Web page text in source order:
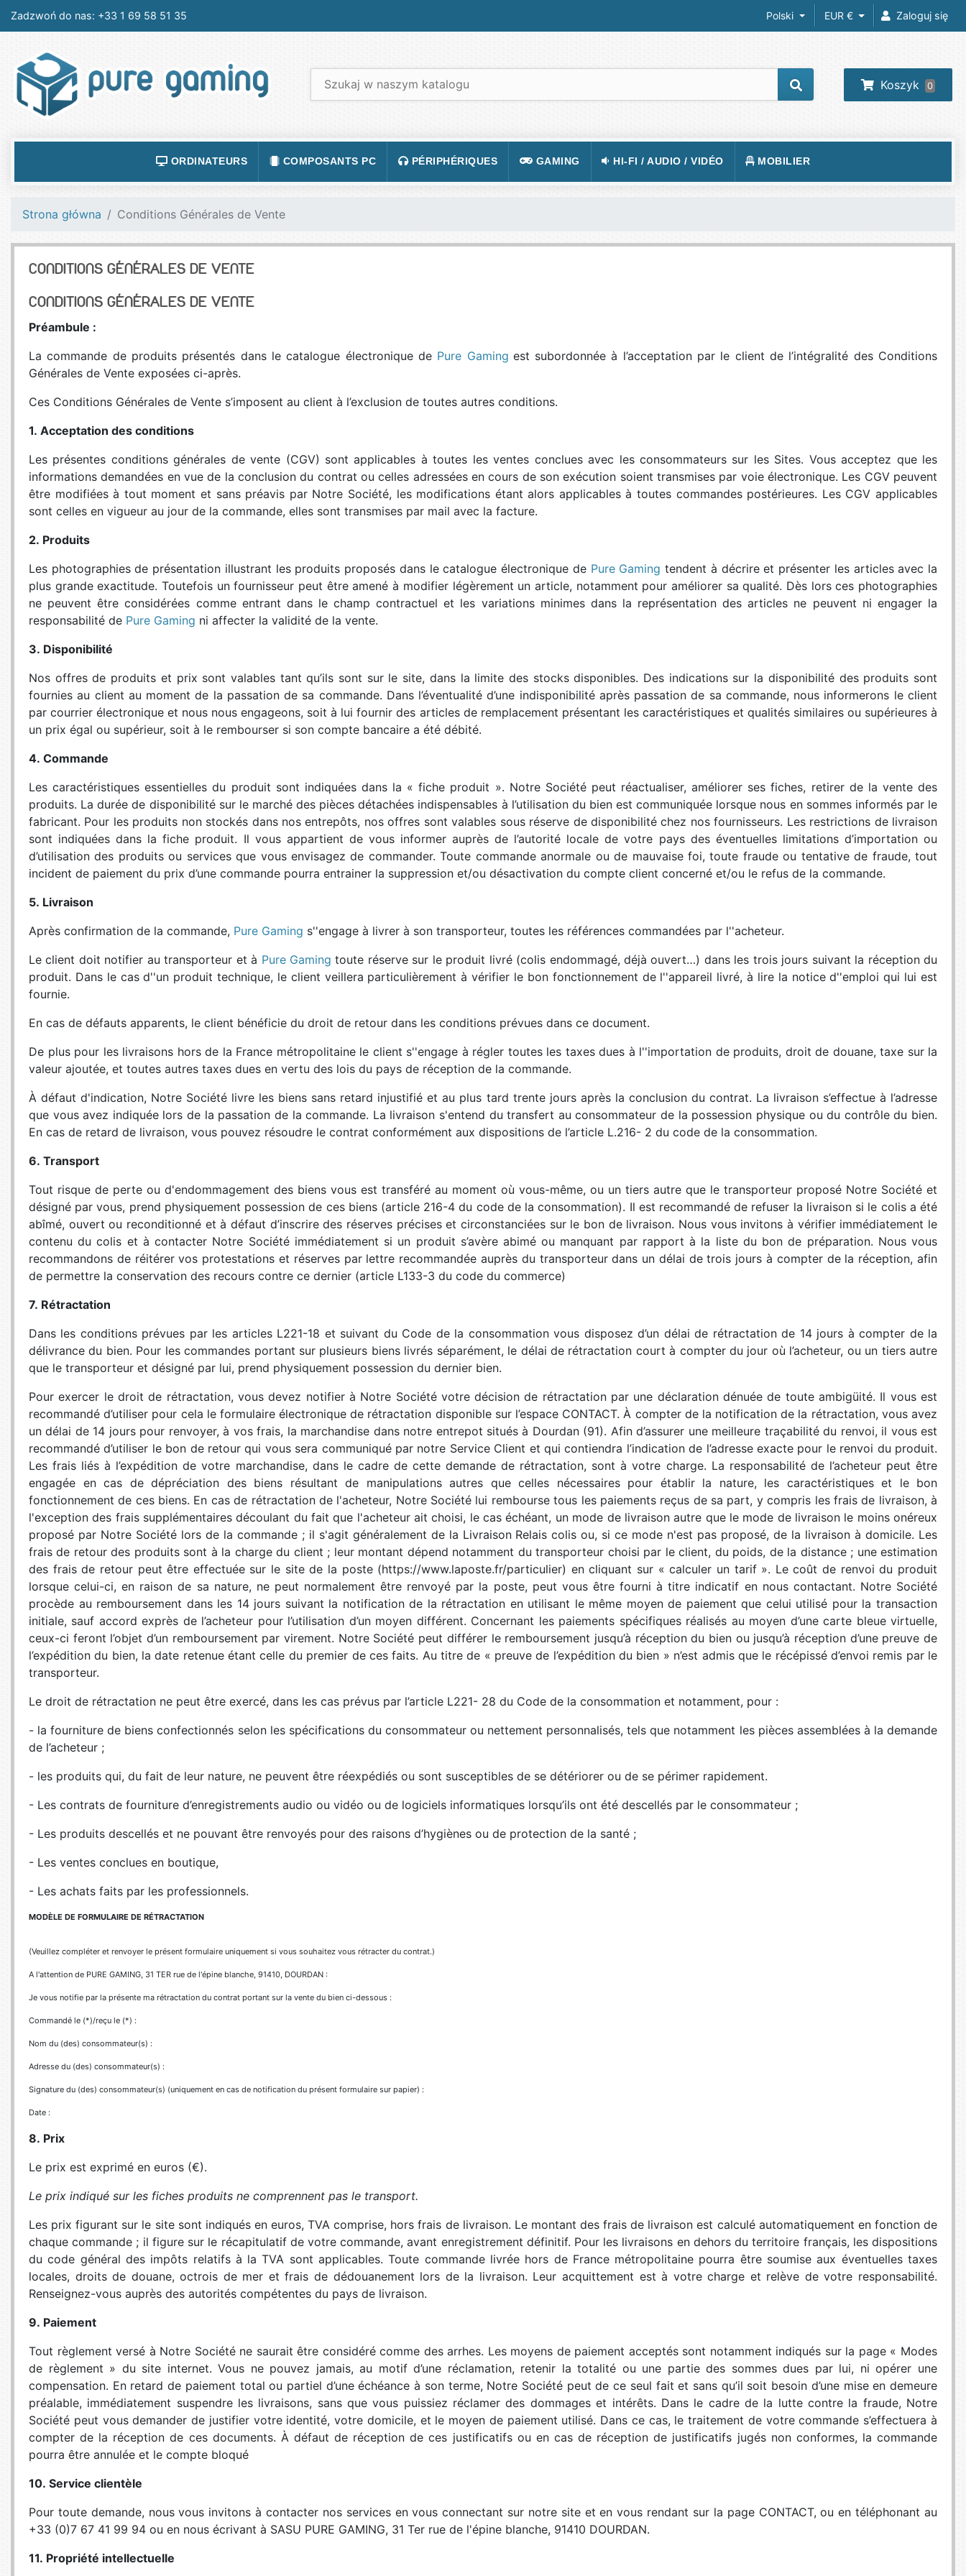
Zadzwoń do nas: +33 1 69 58 51 35 Polski EUR € Zaloguj się
Koszyk 0
ORDINATEURS
ACCESSOIRES ORDINATEURS PORTABLES
TABLETTES
BAGAGERIE
COMPOSANTS PC
ALIMENTATION
CUSTOMISATION PC
MÉMOIRE VIVE
REFROIDISSEMENT WATERCOOLING
PÉRIPHÉRIQUES
PÉRIPHÉRIQUE DE JEU / MANETTES
WEBCAM
ACCESSOIRES ET ADAPTATEURS RÉSEAUX
GAMING
JEUX / JOUETS
HI-FI / AUDIO / VIDÉO
COQUES / PROTECTION TÉLÉPHONE
MOBILIER
Strona główna Conditions Générales de Vente
CONDITIONS GÉNÉRALES DE VENTE
CONDITIONS GÉNÉRALES DE VENTE
Préambule :
La commande de produits présentés dans le catalogue électronique de Pure Gaming est subordonnée à l’acceptation par le client de l’intégralité des Conditions
Générales de Vente exposées ci-après.
Ces Conditions Générales de Vente s’imposent au client à l’exclusion de toutes autres conditions.
1. Acceptation des conditions
Les présentes conditions générales de vente (CGV) sont applicables à toutes les ventes conclues avec les consommateurs sur les Sites. Vous acceptez que les
informations demandées en vue de la conclusion du contrat ou celles adressées en cours de son exécution soient transmises par voie électronique. Les CGV peuvent
être modifiées à tout moment et sans préavis par Notre Société, les modifications étant alors applicables à toutes commandes postérieures. Les CGV applicables
sont celles en vigueur au jour de la commande, elles sont transmises par mail avec la facture.
2. Produits
Les photographies de présentation illustrant les produits proposés dans le catalogue électronique de Pure Gaming tendent à décrire et présenter les articles avec la
plus grande exactitude. Toutefois un fournisseur peut être amené à modifier légèrement un article, notamment pour améliorer sa qualité. Dès lors ces photographies
ne peuvent être considérées comme entrant dans le champ contractuel et les variations minimes dans la représentation des articles ne peuvent ni engager la
responsabilité de Pure Gaming ni affecter la validité de la vente.
3. Disponibilité
Nos offres de produits et prix sont valables tant qu’ils sont sur le site, dans la limite des stocks disponibles. Des indications sur la disponibilité des produits sont
fournies au client au moment de la passation de sa commande. Dans l’éventualité d’une indisponibilité après passation de sa commande, nous informerons le client
par courrier électronique et nous nous engageons, soit à lui fournir des articles de remplacement présentant les caractéristiques et qualités similaires ou supérieures à
un prix égal ou supérieur, soit à le rembourser si son compte bancaire a été débité.
4. Commande
Les caractéristiques essentielles du produit sont indiquées dans la « fiche produit ». Notre Société peut réactualiser, améliorer ses fiches, retirer de la vente des
produits. La durée de disponibilité sur le marché des pièces détachées indispensables à l’utilisation du bien est communiquée lorsque nous en sommes informés par le
fabricant. Pour les produits non stockés dans nos entrepôts, nos offres sont valables sous réserve de disponibilité chez nos fournisseurs. Les restrictions de livraison
sont indiquées dans la fiche produit. Il vous appartient de vous informer auprès de l’autorité locale de votre pays des éventuelles limitations d’importation ou
d’utilisation des produits ou services que vous envisagez de commander. Toute commande anormale ou de mauvaise foi, toute fraude ou tentative de fraude, tout
incident de paiement du prix d’une commande pourra entrainer la suppression et/ou désactivation du compte client concerné et/ou le refus de la commande.
5. Livraison
Après confirmation de la commande, Pure Gaming s''engage à livrer à son transporteur, toutes les références commandées par l''acheteur.
Le client doit notifier au transporteur et à Pure Gaming toute réserve sur le produit livré (colis endommagé, déjà ouvert…) dans les trois jours suivant la réception du
produit. Dans le cas d''un produit technique, le client veillera particulièrement à vérifier le bon fonctionnement de l''appareil livré, à lire la notice d''emploi qui lui est
fournie.
En cas de défauts apparents, le client bénéficie du droit de retour dans les conditions prévues dans ce document.
De plus pour les livraisons hors de la France métropolitaine le client s''engage à régler toutes les taxes dues à l''importation de produits, droit de douane, taxe sur la
valeur ajoutée, et toutes autres taxes dues en vertu des lois du pays de réception de la commande.
À défaut d'indication, Notre Société livre les biens sans retard injustifié et au plus tard trente jours après la conclusion du contrat. La livraison s’effectue à l’adresse
que vous avez indiquée lors de la passation de la commande. La livraison s'entend du transfert au consommateur de la possession physique ou du contrôle du bien.
En cas de retard de livraison, vous pouvez résoudre le contrat conformément aux dispositions de l’article L.216- 2 du code de la consommation.
6. Transport
Tout risque de perte ou d'endommagement des biens vous est transféré au moment où vous-même, ou un tiers autre que le transporteur proposé Notre Société et
désigné par vous, prend physiquement possession de ces biens (article 216-4 du code de la consommation). Il est recommandé de refuser la livraison si le colis a été
abîmé, ouvert ou reconditionné et à défaut d’inscrire des réserves précises et circonstanciées sur le bon de livraison. Nous vous invitons à vérifier immédiatement le
contenu du colis et à contacter Notre Société immédiatement si un produit s’avère abimé ou manquant par rapport à la liste du bon de préparation. Nous vous
recommandons de réitérer vos protestations et réserves par lettre recommandée auprès du transporteur dans un délai de trois jours à compter de la réception, afin
de permettre la conservation des recours contre ce dernier (article L133-3 du code du commerce)
7. Rétractation
Dans les conditions prévues par les articles L221-18 et suivant du Code de la consommation vous disposez d’un délai de rétractation de 14 jours à compter de la
délivrance du bien. Pour les commandes portant sur plusieurs biens livrés séparément, le délai de rétractation court à compter du jour où l’acheteur, ou un tiers autre
que le transporteur et désigné par lui, prend physiquement possession du dernier bien.
Pour exercer le droit de rétractation, vous devez notifier à Notre Société votre décision de rétractation par une déclaration dénuée de toute ambigüité. Il vous est
recommandé d’utiliser pour cela le formulaire électronique de rétractation disponible sur l’espace CONTACT. À compter de la notification de la rétractation, vous avez
un délai de 14 jours pour renvoyer, à vos frais, la marchandise dans notre entrepot situés à Dourdan (91). Afin d’assurer une meilleure traçabilité du renvoi, il vous est
recommandé d’utiliser le bon de retour qui vous sera communiqué par notre Service Client et qui contiendra l’indication de l’adresse exacte pour le renvoi du produit.
Les frais liés à l’expédition de votre marchandise, dans le cadre de cette demande de rétractation, sont à votre charge. La responsabilité de l’acheteur peut être
engagée en cas de dépréciation des biens résultant de manipulations autres que celles nécessaires pour établir la nature, les caractéristiques et le bon
fonctionnement de ces biens. En cas de rétractation de l'acheteur, Notre Société lui rembourse tous les paiements reçus de sa part, y compris les frais de livraison, à
l'exception des frais supplémentaires découlant du fait que l'acheteur ait choisi, le cas échéant, un mode de livraison autre que le mode de livraison le moins onéreux
proposé par Notre Société lors de la commande ; il s'agit généralement de la Livraison Relais colis ou, si ce mode n'est pas proposé, de la livraison à domicile. Les
frais de retour des produits sont à la charge du client ; leur montant dépend notamment du transporteur choisi par le client, du poids, de la distance ; une estimation
des frais de retour peut être effectuée sur le site de la poste (https://www.laposte.fr/particulier) en cliquant sur « calculer un tarif ». Le coût de renvoi du produit
lorsque celui-ci, en raison de sa nature, ne peut normalement être renvoyé par la poste, peut vous être fourni à titre indicatif en nous contactant. Notre Société
procède au remboursement dans les 14 jours suivant la notification de la rétractation en utilisant le même moyen de paiement que celui utilisé pour la transaction
initiale, sauf accord exprès de l’acheteur pour l’utilisation d’un moyen différent. Concernant les paiements spécifiques réalisés au moyen d’une carte bleue virtuelle,
ceux-ci feront l’objet d’un remboursement par virement. Notre Société peut différer le remboursement jusqu’à réception du bien ou jusqu’à réception d’une preuve de
l’expédition du bien, la date retenue étant celle du premier de ces faits. Au titre de « preuve de l’expédition du bien » n’est admis que le récépissé d’envoi remis par le
transporteur.
Le droit de rétractation ne peut être exercé, dans les cas prévus par l’article L221- 28 du Code de la consommation et notamment, pour :
- la fourniture de biens confectionnés selon les spécifications du consommateur ou nettement personnalisés, tels que notamment les pièces assemblées à la demande
de l’acheteur ;
- les produits qui, du fait de leur nature, ne peuvent être réexpédiés ou sont susceptibles de se détériorer ou de se périmer rapidement.
- Les contrats de fourniture d’enregistrements audio ou vidéo ou de logiciels informatiques lorsqu’ils ont été descellés par le consommateur ;
- Les produits descellés et ne pouvant être renvoyés pour des raisons d’hygiènes ou de protection de la santé ;
- Les ventes conclues en boutique,
- Les achats faits par les professionnels.
MODÈLE DE FORMULAIRE DE RÉTRACTATION
(Veuillez compléter et renvoyer le présent formulaire uniquement si vous souhaitez vous rétracter du contrat.)
A l'attention de PURE GAMING, 31 TER rue de l'épine blanche, 91410, DOURDAN :
Je vous notifie par la présente ma rétractation du contrat portant sur la vente du bien ci-dessous :
Commandé le (*)/reçu le (*) :
Nom du (des) consommateur(s) :
Adresse du (des) consommateur(s) :
Signature du (des) consommateur(s) (uniquement en cas de notification du présent formulaire sur papier) :
Date :
8. Prix
Le prix est exprimé en euros (€).
Le prix indiqué sur les fiches produits ne comprennent pas le transport.
Les prix figurant sur le site sont indiqués en euros, TVA comprise, hors frais de livraison. Le montant des frais de livraison est calculé automatiquement en fonction de
chaque commande ; il figure sur le récapitulatif de votre commande, avant enregistrement définitif. Pour les livraisons en dehors du territoire français, les dispositions
du code général des impôts relatifs à la TVA sont applicables. Toute commande livrée hors de France métropolitaine pourra être soumise aux éventuelles taxes
locales, droits de douane, octrois de mer et frais de dédouanement lors de la livraison. Leur acquittement est à votre charge et relève de votre responsabilité.
Renseignez-vous auprès des autorités compétentes du pays de livraison.
9. Paiement
Tout règlement versé à Notre Société ne saurait être considéré comme des arrhes. Les moyens de paiement acceptés sont notamment indiqués sur la page « Modes
de règlement » du site internet. Vous ne pouvez jamais, au motif d’une réclamation, retenir la totalité ou une partie des sommes dues par lui, ni opérer une
compensation. En retard de paiement total ou partiel d’une échéance à son terme, Notre Société peut de ce seul fait et sans qu’il soit besoin d’une mise en demeure
préalable, immédiatement suspendre les livraisons, sans que vous puissiez réclamer des dommages et intérêts. Dans le cadre de la lutte contre la fraude, Notre
Société peut vous demander de justifier votre identité, votre domicile, et le moyen de paiement utilisé. Dans ce cas, le traitement de votre commande s’effectuera à
compter de la réception de ces documents. À défaut de réception de ces justificatifs ou en cas de réception de justificatifs jugés non conformes, la commande
pourra être annulée et le compte bloqué
10. Service clientèle
Pour toute demande, nous vous invitons à contacter nos services en vous connectant sur notre site et en vous rendant sur la page CONTACT, ou en téléphonant au
+33 (0)7 67 41 99 94 ou en nous écrivant à SASU PURE GAMING, 31 Ter rue de l'épine blanche, 91410 DOURDAN.
11. Propriété intellectuelle